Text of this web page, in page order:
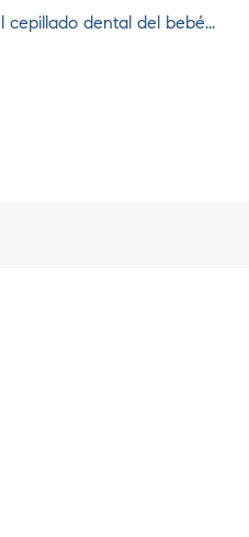
cepillado dental del bebé...